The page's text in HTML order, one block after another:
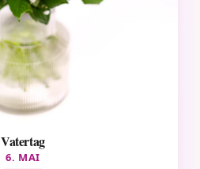
Vatertag
6. MAI